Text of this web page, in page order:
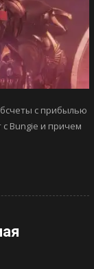
с прибылью
с Bungie и причем